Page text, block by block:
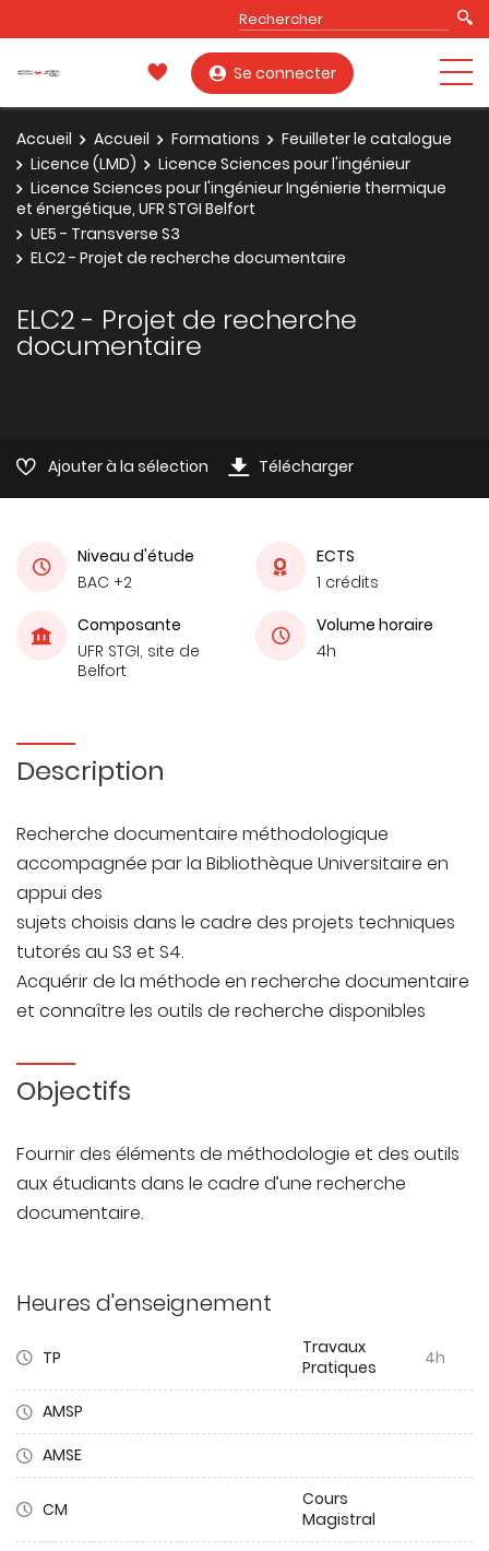
Se connecter
Accueil Accueil Formations
Feuilleter le catalogue
Licence (LMD)
Licence Sciences pour l'ingénieur
Licence Sciences pour l'ingénieur Ingénierie thermique
et énergétique, UFR STGI Belfort
UE5 - Transverse S3
ELC2 - Projet de recherche documentaire
ELC2 - Projet de recherche
documentaire
Ajouter à la sélection Télécharger
Niveau d'étude
BAC +2
ECTS
1 crédits
Composante
UFR STGI, site de
Belfort
Volume horaire
4h
Description
Recherche documentaire méthodologique
accompagnée par la Bibliothèque Universitaire en
appui des
sujets choisis dans le cadre des projets techniques
tutorés au S3 et S4.
Acquérir de la méthode en recherche documentaire
et connaître les outils de recherche disponibles
Objectifs
Fournir des éléments de méthodologie et des outils
aux étudiants dans le cadre d’une recherche
documentaire.
Heures d'enseignement
TP
Travaux
Pratiques
4h
AMSP
AMSE
CM
Cours
Magistral